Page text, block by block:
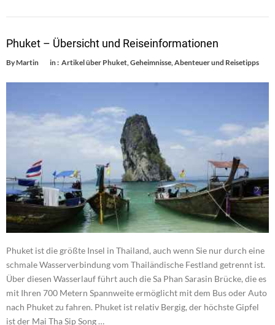
Phuket – Übersicht und Reiseinformationen
ByMartin in : Artikel über Phuket Geheimnisse, Abenteuer und Reisetipps
Phuket ist die größte Insel in Thailand, auch wenn Sie nur durch eine
schmale Wasserverbindung vom Thailändische Festland getrennt ist.
Über diesen Wasserlauf führt auch die Sa Phan Sarasin Brücke, die es
mit Ihren 700 Metern Spannweite ermöglicht mit dem Bus oder Auto
nach Phuket zu fahren. Phuket ist relativ Bergig, der höchste Gipfel
ist der Mai Tha Sip Song …